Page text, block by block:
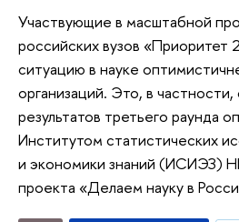
Участвующие в масштабной
российских вузов «Приоритет
ситуацию в науке
организаций. Это, в частности,
результатов третьего раунда
Институтом статистических
и экономики знаний (ИСИЭЗ)
проекта «Делаем науку в